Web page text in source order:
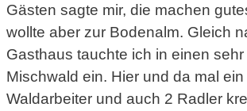
Gästen sagte mir, die machen
wollte aber zur Bodenalm. Gleich
Gasthaus tauchte ich in einen
Mischwald ein. Hier und da mal
Waldarbeiter und auch 2 Radler